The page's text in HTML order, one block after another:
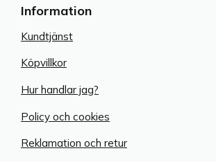
Information
Kundtjänst
Köpvillkor
Hur handlar jag?
Policy och cookies
Reklamation och retur